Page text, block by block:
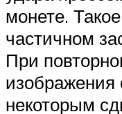
монете.
частичном
При
изображения
некоторым